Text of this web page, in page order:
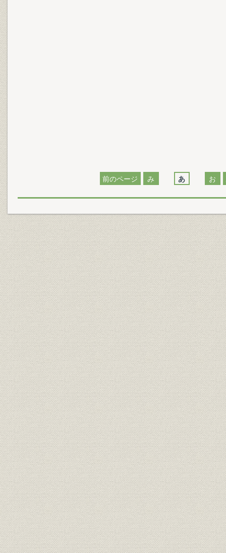
前のページ み あ お